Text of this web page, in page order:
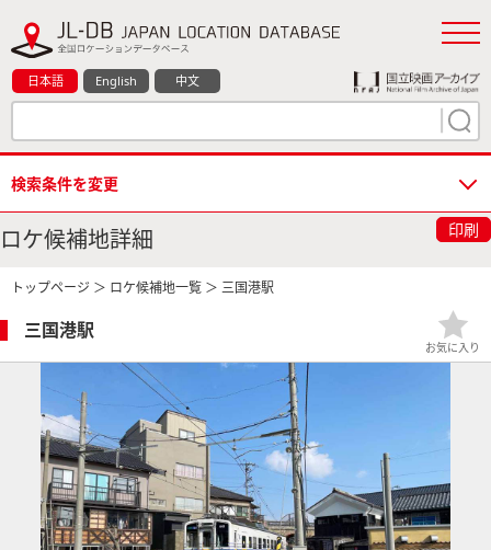
日本語 English 中文
検索条件を変更
ロケ候補地詳細 印刷
トップページ ＞ ロケ候補地一覧 ＞ 三国港駅
三国港駅
お気に入り